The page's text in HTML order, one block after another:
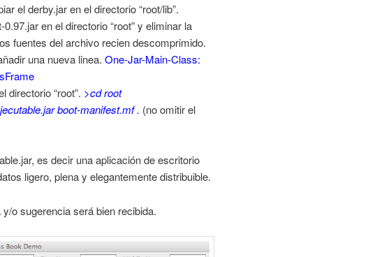
el derby.jar en el directorio “root/lib”.
en el directorio “root” y eliminar la
fuentes del archivo recien descomprimido.
una nueva linea. One-Jar-Main-Class:
directorio “root”. >cd root
boot-manifest.mf . (no omitir el
es decir una aplicación de escritorio
ligero, plena y elegantemente distribuible.
o sugerencia será bien recibida.